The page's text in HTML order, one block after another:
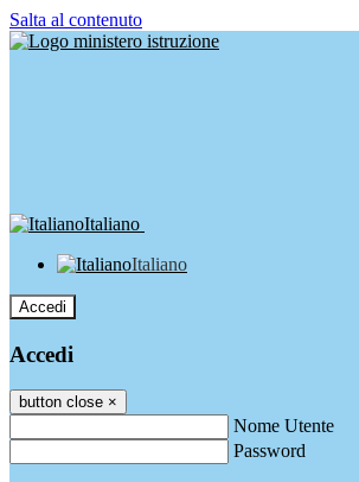
Salta al contenuto
Italiano
Italiano
Accedi
Accedi
button close ×
Nome Utente
Password